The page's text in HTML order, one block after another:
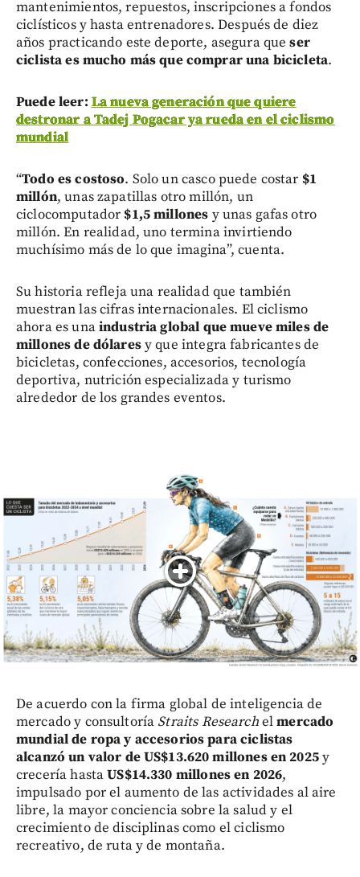
mantenimientos, repuestos, inscripciones a fondos
ciclísticos y hasta entrenadores. Después de diez
años practicando este deporte, asegura queser
ciclista es mucho más que comprar una bicicleta.
Puede leer: La nueva generación que quiere
destronar a Tadej Pogacar ya rueda en el ciclismo
mundial
“Todo es costoso. Solo un casco puede costar $1
millón, unas zapatillas otro millón, un
ciclocomputador $1,5 millones y unas gafas otro
millón. En realidad, uno termina invirtiendo
muchísimo más de lo que imagina”, cuenta.
Su historia refleja una realidad que también
muestran las cifras internacionales. El ciclismo
ahora es unaindustria global que mueve miles de
millones de dólaresy que integra fabricantes de
bicicletas, confecciones, accesorios, tecnología
deportiva, nutrición especializada y turismo
alrededor de los grandes eventos.
De acuerdo con la firma global de inteligencia de
mercado y consultoría Straits Researchelmercado
mundial de ropa y accesorios para ciclistas
alcanzó un valor de US$13.620 millones en 2025y
crecería hastaUS$14.330 millones en 2026,
impulsado por el aumento de las actividades al aire
libre, la mayor conciencia sobre la salud y el
crecimiento de disciplinas como el ciclismo
recreativo, de ruta y de montaña.